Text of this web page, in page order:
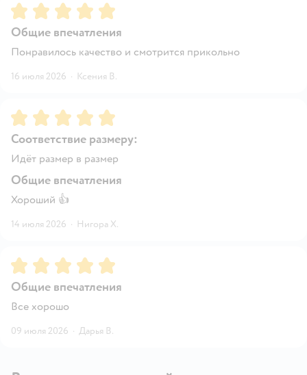
Рейтинг:5
Общие впечатления
Понравилось качество и смотрится прикольно
16 июля 2026 · Ксения В.
Рейтинг:5
Соответствие размеру:
Идёт размер в размер
Общие впечатления
Хороший 👍
14 июля 2026 · Нигора Х.
Рейтинг:5
Общие впечатления
Все хорошо
09 июля 2026 · Дарья В.